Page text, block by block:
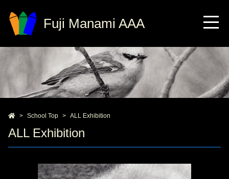
Fuji Manami AAA
School Top ALL Exhibition
ALL Exhibition